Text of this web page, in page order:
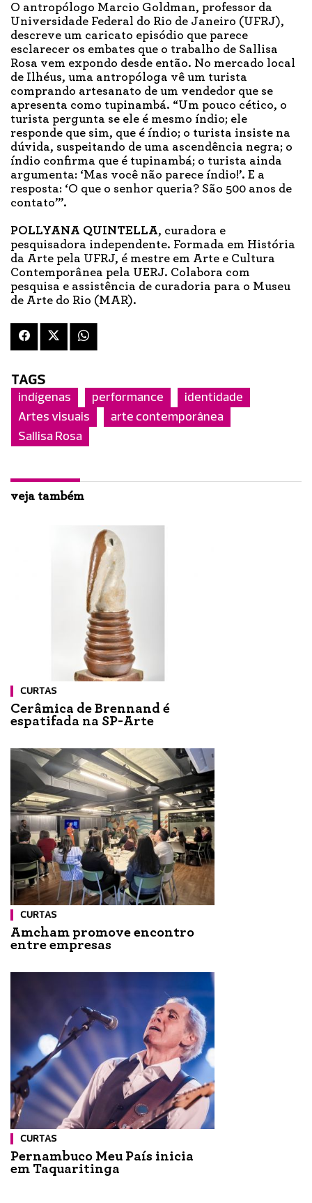
O antropólogo Marcio Goldman, professor da
Universidade Federal do Rio de Janeiro (UFRJ),
descreve um caricato episódio que parece
esclarecer os embates que o trabalho de Sallisa
Rosa vem expondo desde então. No mercado local
de Ilhéus, uma antropóloga vê um turista
comprando artesanato de um vendedor que se
apresenta como tupinambá. “Um pouco cético, o
turista pergunta se ele é mesmo índio; ele
responde que sim, que é índio; o turista insiste na
dúvida, suspeitando de uma ascendência negra; o
índio confirma que é tupinambá; o turista ainda
argumenta: ‘Mas você não parece índio!’. E a
resposta: ‘O que o senhor queria? São 500 anos de
contato’”.
POLLYANA QUINTELLA, curadora e
pesquisadora independente. Formada em História
da Arte pela UFRJ, é mestre em Arte e Cultura
Contemporânea pela UERJ. Colabora com
pesquisa e assistência de curadoria para o Museu
de Arte do Rio (MAR).
TAGS
indígenas performance
identidade
Artes visuais
arte contemporânea
Sallisa Rosa
veja também
CURTAS
Cerâmica de Brennand é
espatifada na SP-Arte
CURTAS
Amcham promove encontro
entre empresas
CURTAS
Pernambuco Meu País inicia
em Taquaritinga